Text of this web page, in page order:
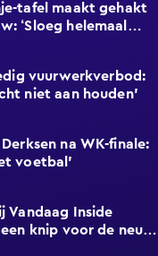
tafel maakt gehakt
‘Sloeg helemaal
vuurwerkverbod:
niet aan houden'
na WK-finale:
voetbal'
Vandaag Inside
knip voor de neus